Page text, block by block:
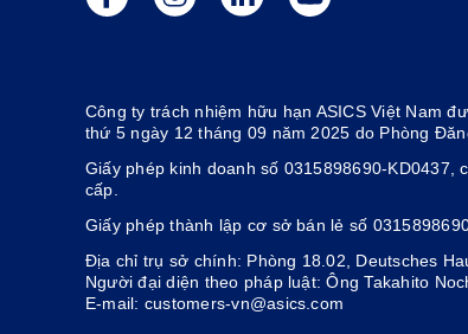
Công ty trách nhiệm hữu hạn ASICS Việt Nam
thứ 5 ngày 12 tháng 09 năm 2025 do Phòng
Giấy phép kinh doanh số 0315898690-
cấp.
Giấy phép thành lập cơ sở bán lẻ số
Địa chỉ trụ sở chính: Phòng 18.02, Deutsches
Người đại diện theo pháp luật: Ông Takahito
E-mail: customers-vn@asics.com